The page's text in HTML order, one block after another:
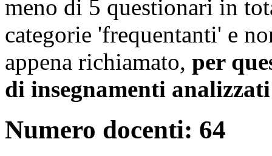
meno di 5 questionari in
categorie 'frequentanti' e
appena richiamato, per
di insegnamenti
Numero docenti: 64